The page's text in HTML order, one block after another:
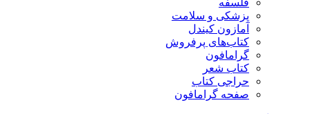
فلسفه
پزشکی و سلامت
آمازون کیندل
کتاب‌های پرفروش
گرامافون
کتاب شعر
حراجی کتاب
صفحه گرامافون